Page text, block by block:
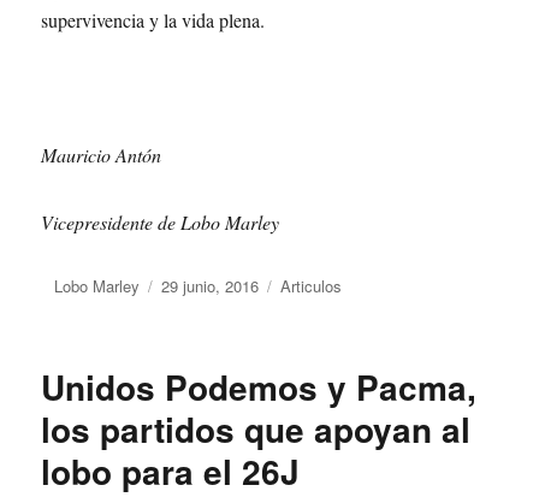
supervivencia y la vida plena.
Mauricio Antón
Vicepresidente de Lobo Marley
Autor
Lobo Marley
Publicado
29 junio, 2016 Categorías
Articulos
Unidos Podemos y Pacma,
los partidos que apoyan al
lobo para el 26J